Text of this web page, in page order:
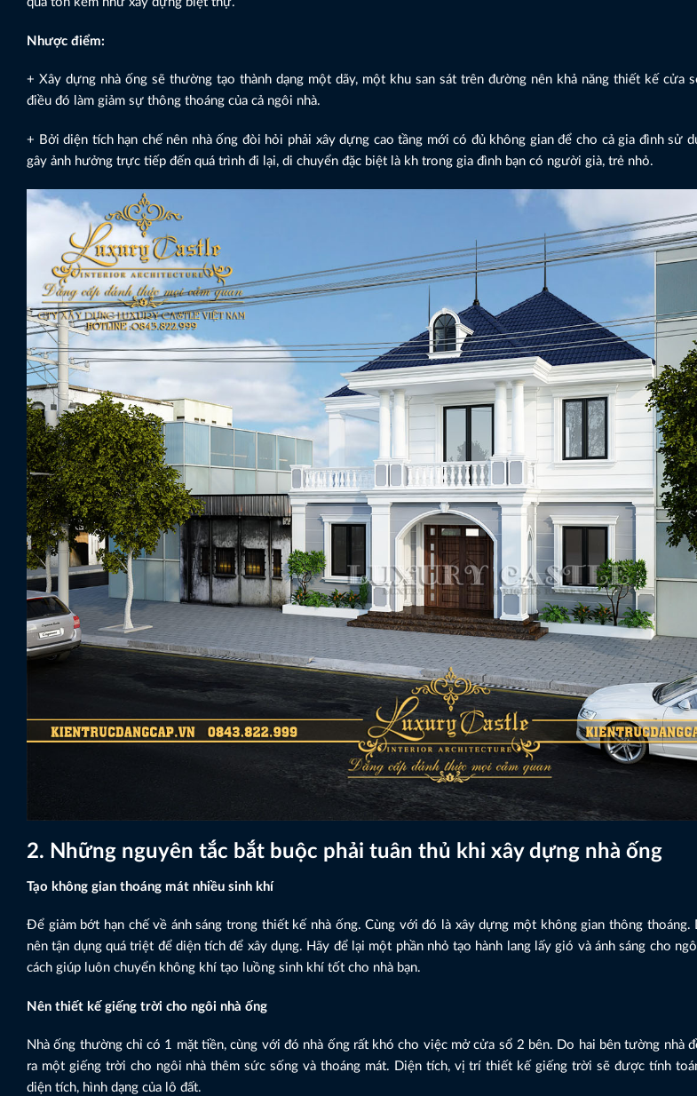
Nhược điểm:
+ Xây dựng nhà ống sẽ thường tạo thành dạng một dãy, một khu san sát trên đường nên khả năng thiết kế cửa
điều đó làm giảm sự thông thoáng của cả ngôi nhà.
+ Bởi diện tích hạn chế nên nhà ống đòi hỏi phải xây dựng cao tầng mới có đủ không gian để cho cả gia đình sử
gây ảnh hưởng trực tiếp đến quá trình đi lại, di chuyển đặc biệt là kh trong gia đình bạn có người già, trẻ nhỏ.
2. Những nguyên tắc bắt buộc phải tuân thủ khi xây dựng nhà ống
Tạo không gian thoáng mát nhiều sinh khí
Để giảm bớt hạn chế về ánh sáng trong thiết kế nhà ống. Cùng với đó là xây dựng một không gian thông thoáng.
nên tận dụng quá triệt để diện tích để xây dụng. Hãy để lại một phần nhỏ tạo hành lang lấy gió và ánh sáng cho
cách giúp luôn chuyển không khí tạo luồng sinh khí tốt cho nhà bạn.
Nên thiết kế giếng trời cho ngôi nhà ống
Nhà ống thường chỉ có 1 mặt tiền, cùng với đó nhà ống rất khó cho việc mở cửa sổ 2 bên. Do hai bên tường nhà
ra một giếng trời cho ngôi nhà thêm sức sống và thoáng mát. Diện tích, vị trí thiết kế giếng trời sẽ được tính
diện tích, hình dạng của lô đất.